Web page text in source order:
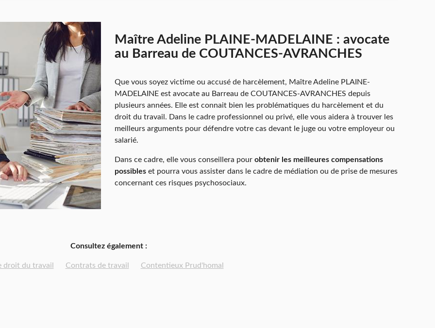
Maître Adeline PLAINE-MADELAINE : avocate
au Barreau de COUTANCES-AVRANCHES
Que vous soyez victime ou accusé de harcèlement, Maître Adeline PLAINE-
MADELAINE est avocate au Barreau de COUTANCES-AVRANCHES depuis
plusieurs années. Elle est connait bien les problématiques du harcèlement et du
droit du travail. Dans le cadre professionnel ou privé, elle vous aidera à trouver les
meilleurs arguments pour défendre votre cas devant le juge ou votre employeur ou
salarié.
Dans ce cadre, elle vous conseillera pour obtenir les meilleures compensations
possibles et pourra vous assister dans le cadre de médiation ou de prise de mesures
concernant ces risques psychosociaux.
Consultez également :
droit du travail Contrats de travail Contentieux Prud'homal